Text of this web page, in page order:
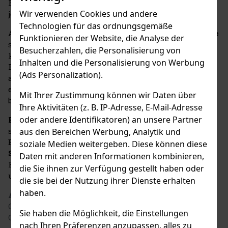
Wir verwenden Cookies und andere
Technologien für das ordnungsgemäße
Funktionieren der Website, die Analyse der
Besucherzahlen, die Personalisierung von
Inhalten und die Personalisierung von Werbung
(Ads Personalization).
Mit Ihrer Zustimmung können wir Daten über
Ihre Aktivitäten (z. B. IP-Adresse, E-Mail-Adresse
oder andere Identifikatoren) an unsere Partner
aus den Bereichen Werbung, Analytik und
soziale Medien weitergeben. Diese können diese
Daten mit anderen Informationen kombinieren,
die Sie ihnen zur Verfügung gestellt haben oder
die sie bei der Nutzung ihrer Dienste erhalten
haben.
Sie haben die Möglichkeit, die Einstellungen
nach Ihren Präferenzen anzupassen, alles zu
Royal Salute eine Authentizität und Tiefe, die bei
jedem Schluck spürbar ist.
Als Teil der Pernod Ricard Gruppe behält
Royal Salute
seinen Status als Luxussymbol, das untrennbar mit
königlichen Meilensteinen und wichtigen
Feierlichkeiten verbunden ist. Die Marke wird
aufgrund ihrer unübertroffenen Qualität und
eleganten Präsentation oft als „König des Whiskys“
bezeichnet.
Royal Salute 21Y The Miami Polo Editioneignet
sich perfekt für besondere Anlässe oder als exklusive
Ergänzung zu einem entspannten Abend.Royal
Salute 21Y The Miami Polo Edition ist eine wahre
Feier der Kunst der Whiskyherstellung, des Luxus
und der unvergesslichen Momente.
Adresse des Herstellers
Chivas House, 72 Chancellors Road, W6 9RS London,
GB